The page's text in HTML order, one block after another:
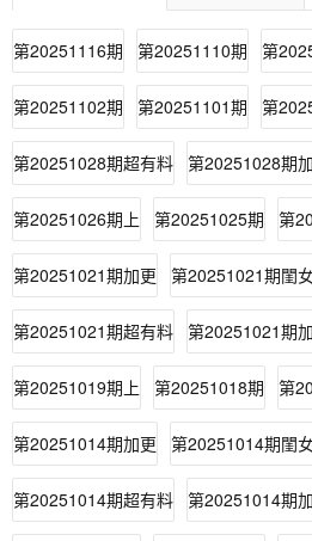
第20251116期 第20251110期 第
第20251102期 第20251101期 第
第20251028期超有料 第20251028期
第20251026期上 第20251025期 第
第20251021期加更 第20251021期閨
第20251021期超有料 第20251021期
第20251019期上 第20251018期 第
第20251014期加更 第20251014期閨
第20251014期超有料 第20251014期